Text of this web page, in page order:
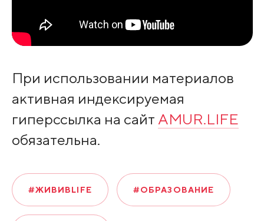
При использовании материалов
активная индексируемая
гиперссылка на сайт AMUR.LIFE
обязательна.
#ЖИВИВLIFE #ОБРАЗОВАНИЕ